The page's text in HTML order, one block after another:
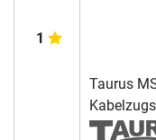
1
Taurus